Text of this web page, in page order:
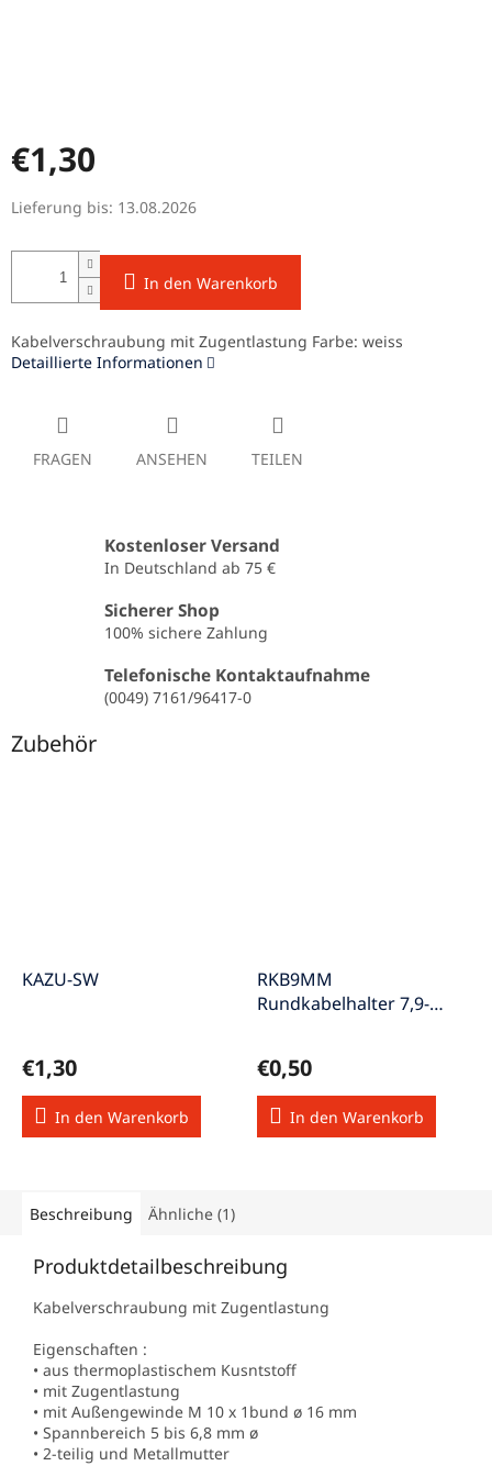
€1,30
Verkaufspreis:
Lieferung bis: 13.08.2026
In den Warenkorb
Kabelverschraubung mit Zugentlastung Farbe: weiss
Detaillierte Informationen
FRAGEN ANSEHEN TEILEN
Kostenloser Versand
In Deutschland ab 75 €
Sicherer Shop
100% sichere Zahlung
Telefonische Kontaktaufnahme
(0049) 7161/96417-0
Zubehör
KAZU-SW
€1,30
In den Warenkorb
RKB9MM
Rundkabelhalter 7,9-
€0,50
In den Warenkorb
Beschreibung Ähnliche (1)
Produktdetailbeschreibung
Kabelverschraubung mit Zugentlastung
Eigenschaften :
• aus thermoplastischem Kusntstoff
• mit Zugentlastung
• mit Außengewinde M 10 x 1bund ø 16 mm
• Spannbereich 5 bis 6,8 mm ø
• 2-teilig und Metallmutter